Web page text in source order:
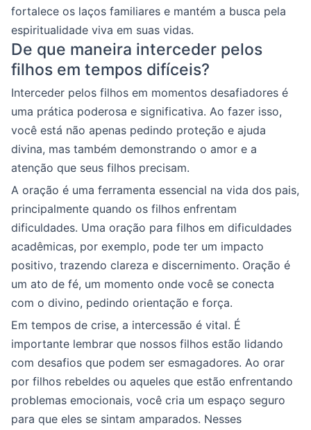
fortalece os laços familiares e mantém a busca pela
espiritualidade viva em suas vidas.
De que maneira interceder pelos
filhos em tempos difíceis?
Interceder pelos filhos em momentos desafiadores é
uma prática poderosa e significativa. Ao fazer isso,
você está não apenas pedindo proteção e ajuda
divina, mas também demonstrando o amor e a
atenção que seus filhos precisam.
A oração é uma ferramenta essencial na vida dos pais,
principalmente quando os filhos enfrentam
dificuldades. Uma oração para filhos em dificuldades
acadêmicas, por exemplo, pode ter um impacto
positivo, trazendo clareza e discernimento. Oração é
um ato de fé, um momento onde você se conecta
com o divino, pedindo orientação e força.
Em tempos de crise, a intercessão é vital. É
importante lembrar que nossos filhos estão lidando
com desafios que podem ser esmagadores. Ao orar
por filhos rebeldes ou aqueles que estão enfrentando
problemas emocionais, você cria um espaço seguro
para que eles se sintam amparados. Nesses